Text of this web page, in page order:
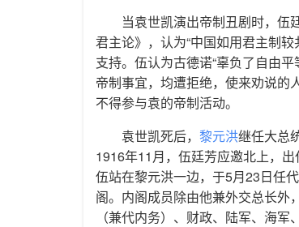
当袁世凯演出帝制丑剧时，伍
君主论》，认为“中国如用君主制
支持。伍认为古德诺“辜负了自由
帝制事宜，均遭拒绝，使来劝说的
不得参与袁的帝制活动。
袁世凯死后， 黎元洪继任大总统
1916年11月，伍廷芳应邀北上，出
伍站在黎元洪一边，于5月23日任
阁。内阁成员除由他兼外交总长外
（兼代内务）、财政、陆军、海军